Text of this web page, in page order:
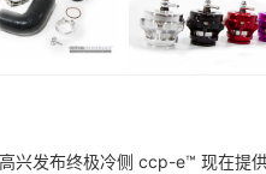
兴发布终极冷侧 ccp-e™ 现在提